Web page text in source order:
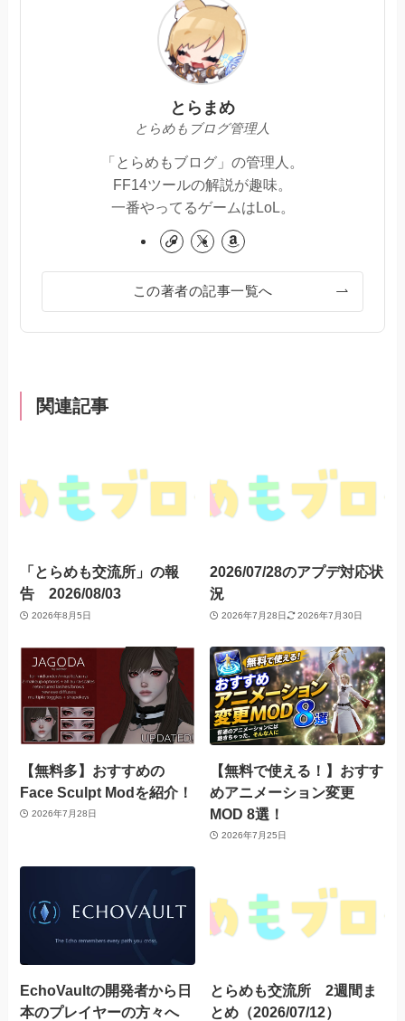
とらまめ
とらめもブログ管理人
「とらめもブログ」の管理人。
FF14ツールの解説が趣味。
一番やってるゲームはLoL。
この著者の記事一覧へ
関連記事
「とらめも交流所」の報
告 2026/08/03
2026年8月5日
2026/07/28のアプデ対応状
況
2026年7月28日 2026年7月30日
【無料多】おすすめの
Face Sculpt Modを紹介！
2026年7月28日
【無料で使える！】おすす
めアニメーション変更
MOD 8選！
2026年7月25日
EchoVaultの開発者から日
本のプレイヤーの方々へ
とらめも交流所 2週間ま
とめ（2026/07/12）